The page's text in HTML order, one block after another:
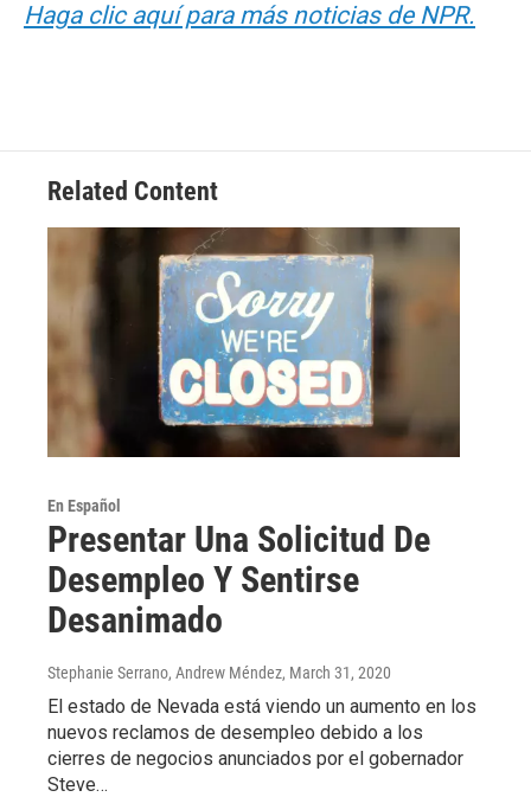
Haga clic aquí para más noticias de NPR.
Related Content
En Español
Presentar Una Solicitud De
Desempleo Y Sentirse
Desanimado
Stephanie Serrano, Andrew Méndez, March 31, 2020
El estado de Nevada está viendo un aumento en los
nuevos reclamos de desempleo debido a los
cierres de negocios anunciados por el gobernador
Steve…